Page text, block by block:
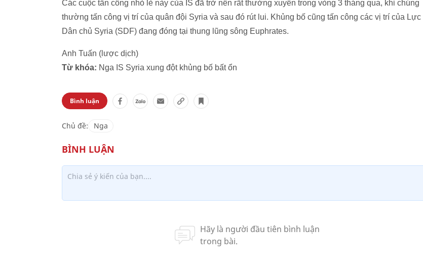
Các cuộc tấn công nhỏ lẻ này của IS đã trở nên rất thường xuyên trong vòng 3 tháng qua, khi chúng
thường tấn công vị trí của quân đội Syria và sau đó rút lui. Khủng bố cũng tấn công các vị trí của
Dân chủ Syria (SDF) đang đóng tại thung lũng sông Euphrates.
Anh Tuấn (lược dịch)
Từ khóa: Nga IS Syria xung đột khủng bố bất ổn
Bình luận
Chủ đề: Nga